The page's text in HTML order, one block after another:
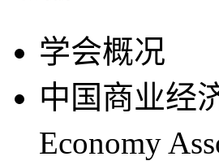
学会概况
中国商业经
Economy